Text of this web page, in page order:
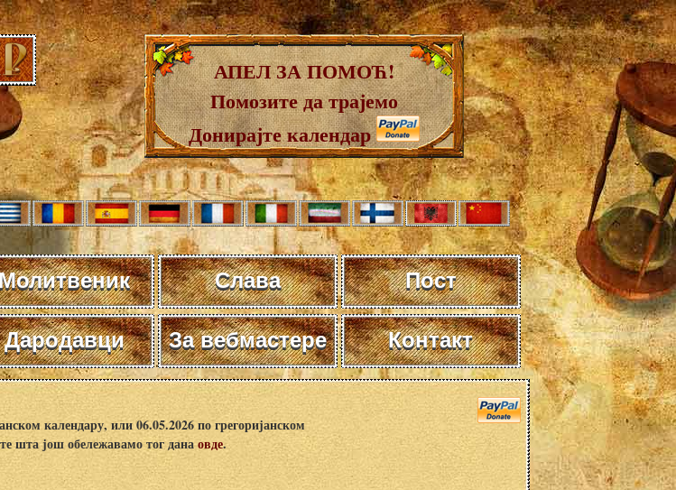
АПЕЛ ЗА ПОМОЋ!
Помозите да трајемо
Донирајте календар
Слава Пост
Дародавци За вебмастере Контакт
календару, или 06.05.2026 по грегоријанском
шта још обележавамо тог данаовде.